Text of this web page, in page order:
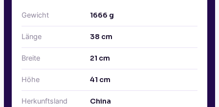
Gewicht 1666 g
Länge 38 cm
Breite 21 cm
Höhe 41 cm
Herkunftsland China